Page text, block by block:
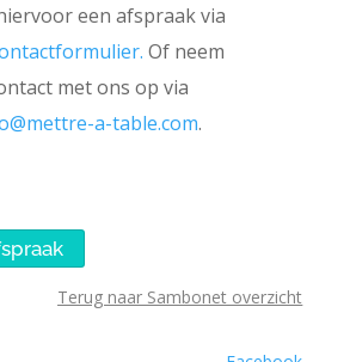
een afspraak via
Of neem
met ons op via
a-table.com.
Terug naar Sambonet overzicht